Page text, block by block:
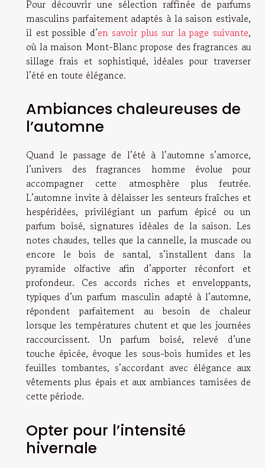
Pour découvrir une sélection raffinée de parfums
masculins parfaitement adaptés à la saison estivale,
il est possible d’en savoir plus sur la page suivante,
où la maison Mont-Blanc propose des fragrances au
sillage frais et sophistiqué, idéales pour traverser
l’été en toute élégance.
Ambiances chaleureuses de
l’automne
Quand le passage de l’été à l’automne s’amorce,
l’univers des fragrances homme évolue pour
accompagner cette atmosphère plus feutrée.
L’automne invite à délaisser les senteurs fraîches et
hespéridées, privilégiant un parfum épicé ou un
parfum boisé, signatures idéales de la saison. Les
notes chaudes, telles que la cannelle, la muscade ou
encore le bois de santal, s’installent dans la
pyramide olfactive afin d’apporter réconfort et
profondeur. Ces accords riches et enveloppants,
typiques d’un parfum masculin adapté à l’automne,
répondent parfaitement au besoin de chaleur
lorsque les températures chutent et que les journées
raccourcissent. Un parfum boisé, relevé d’une
touche épicée, évoque les sous-bois humides et les
feuilles tombantes, s’accordant avec élégance aux
vêtements plus épais et aux ambiances tamisées de
cette période.
Opter pour l’intensité
hivernale